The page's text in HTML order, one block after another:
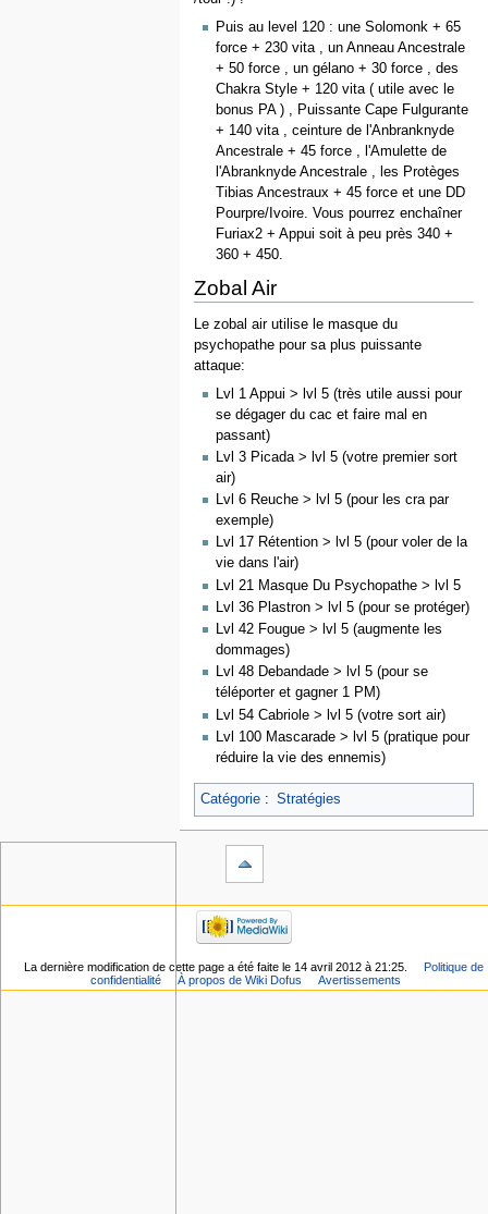
Puis au level 120 : une Solomonk + 65
force + 230 vita , un Anneau Ancestrale
+ 50 force , un gélano + 30 force , des
Chakra Style + 120 vita ( utile avec le
bonus PA ) , Puissante Cape Fulgurante
+ 140 vita , ceinture de l'Anbranknyde
Ancestrale + 45 force , l'Amulette de
l'Abranknyde Ancestrale , les Protèges
Tibias Ancestraux + 45 force et une DD
Pourpre/Ivoire. Vous pourrez enchaîner
Furiax2 + Appui soit à peu près 340 +
360 + 450.
Zobal Air
Le zobal air utilise le masque du
psychopathe pour sa plus puissante
attaque:
Lvl 1 Appui > lvl 5 (très utile aussi pour
se dégager du cac et faire mal en
passant)
Lvl 3 Picada > lvl 5 (votre premier sort
air)
Lvl 6 Reuche > lvl 5 (pour les cra par
exemple)
Lvl 17 Rétention > lvl 5 (pour voler de la
vie dans l'air)
Lvl 21 Masque Du Psychopathe > lvl 5
Lvl 36 Plastron > lvl 5 (pour se protéger)
Lvl 42 Fougue > lvl 5 (augmente les
dommages)
Lvl 48 Debandade > lvl 5 (pour se
téléporter et gagner 1 PM)
Lvl 54 Cabriole > lvl 5 (votre sort air)
Lvl 100 Mascarade > lvl 5 (pratique pour
réduire la vie des ennemis)
Catégorie: Stratégies
La dernière modification de cette page a été faite le 14 avril 2012 à 21:25.
Politique de
confidentialité
À propos de Wiki Dofus Avertissements